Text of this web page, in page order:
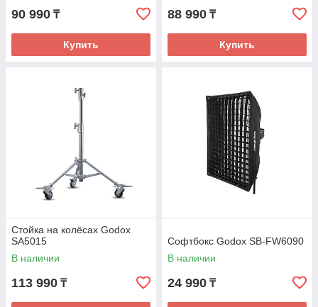
90 990 ₸
Купить
88 990 ₸
Купить
Стойка на колёсах Godox
SA5015
В наличии
113 990 ₸
Софтбокс Godox SB-FW6090
В наличии
24 990 ₸